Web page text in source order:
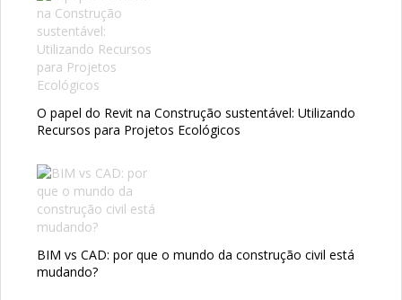
O papel do Revit na Construção sustentável: Utilizando
Recursos para Projetos Ecológicos
BIM vs CAD: por que o mundo da construção civil está
mudando?